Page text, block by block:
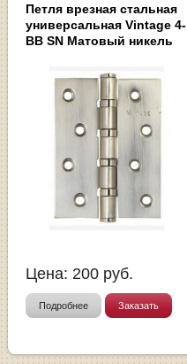
Петля врезная стальная
универсальная Vintage 4-
BB SN Матовый никель
Цена: 200 руб.
Подробнее Заказать